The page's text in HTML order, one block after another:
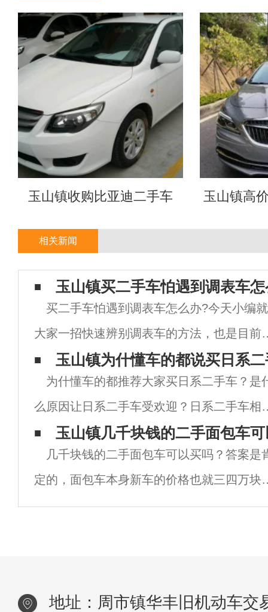
玉山镇收购比亚迪二手车 玉山镇高
相关新闻
玉山镇买二手车怕遇到调表车
买二手车怕遇到调表车怎么办?今天小编
大家一招快速辨别调表车的方法，也是目前
二手车市场上最靠谱的方法，同时也是很多
二手车的朋友都在用的方法，你知道是什么
法吗？小编也不卖关子了，下面就来告诉大
玉山镇为什懂车的都说买日系
为什懂车的都推荐大家买日系二手车？是
么原因让日系二手车受欢迎？日系二手车相
其他品牌的车有哪些优势呢？下面小编就来
诉大家为什么懂车的人都推荐买二手车选日
车。1.油耗低日系车是出了名的油耗低，不
玉山镇几千块钱的二手面包车
几千块钱的二手面包车可以买吗？答案是
定的，面包车本身新车的价格也就三四万块
所以二手车自然也就不会太贵，几千块钱肯
地址：周市镇华丰旧机动车交